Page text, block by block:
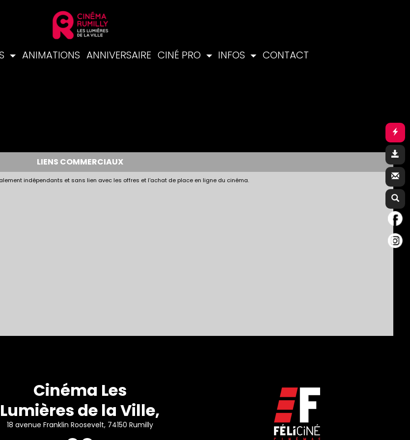
ANIMATIONS ANNIVERSAIRE CINÉ PRO INFOS CONTACT
LIENS COMMERCIAUX
indépendants et sans lien avec les offres et l'achat de place en ligne du cinéma.
Cinéma Les
Lumières de la Ville,
18 avenue Franklin Roosevelt, 74150 Rumilly